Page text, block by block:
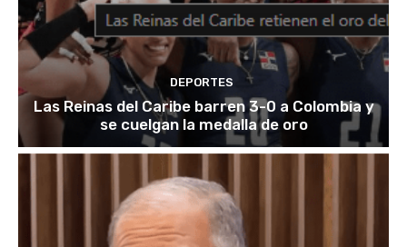
DEPORTES
Las Reinas del Caribe barren 3-0 a Colombia y
se cuelgan la medalla de oro